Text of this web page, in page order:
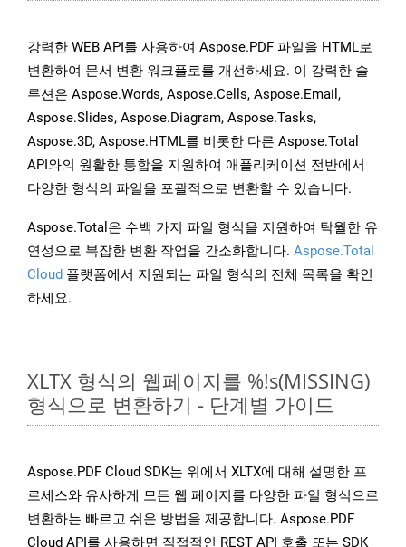
강력한 WEB API를 사용하여 Aspose.PDF 파일을 HTML로
변환하여 문서 변환 워크플로를 개선하세요. 이 강력한 솔
루션은 Aspose.Words, Aspose.Cells, Aspose.Email,
Aspose.Slides, Aspose.Diagram, Aspose.Tasks,
Aspose.3D, Aspose.HTML를 비롯한 다른 Aspose.Total
API와의 원활한 통합을 지원하여 애플리케이션 전반에서
다양한 형식의 파일을 포괄적으로 변환할 수 있습니다.
Aspose.Total은 수백 가지 파일 형식을 지원하여 탁월한 유
연성으로 복잡한 변환 작업을 간소화합니다. Aspose.Total
Cloud 플랫폼에서 지원되는 파일 형식의 전체 목록을 확인
하세요.
XLTX 형식의 웹페이지를 %!s(MISSING)
형식으로 변환하기 - 단계별 가이드
Aspose.PDF Cloud SDK는 위에서 XLTX에 대해 설명한 프
로세스와 유사하게 모든 웹 페이지를 다양한 파일 형식으로
변환하는 빠르고 쉬운 방법을 제공합니다. Aspose.PDF
Cloud API를 사용하면 직접적인 REST API 호출 또는 SDK